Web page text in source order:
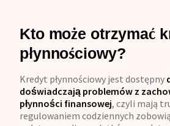
Kto może otrzymać
płynnościowy?
Kredyt płynnościowy jest dostępny
doświadczają problemów z
płynności finansowej, czyli mają
regulowaniem codziennych